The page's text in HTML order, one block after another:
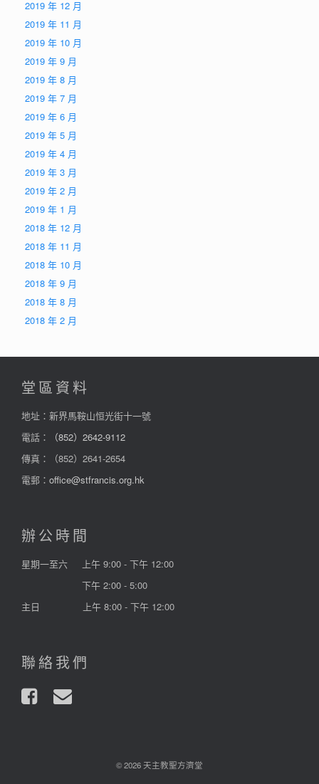
2019 年 12 月
2019 年 11 月
2019 年 10 月
2019 年 9 月
2019 年 8 月
2019 年 7 月
2019 年 6 月
2019 年 5 月
2019 年 4 月
2019 年 3 月
2019 年 2 月
2019 年 1 月
2018 年 12 月
2018 年 11 月
2018 年 10 月
2018 年 9 月
2018 年 8 月
2018 年 2 月
堂區資料
地址：新界馬鞍山恒光街十一號
電話：
（852）2642-9112
傳真：（852）2641-2654
電郵： office@stfrancis.org.hk
辦公時間
星期一至六
上午 9:00 - 下午 12:00
下午 2:00 - 5:00
主日
上午 8:00 - 下午 12:00
聯絡我們
© 2026 天主教聖方濟堂